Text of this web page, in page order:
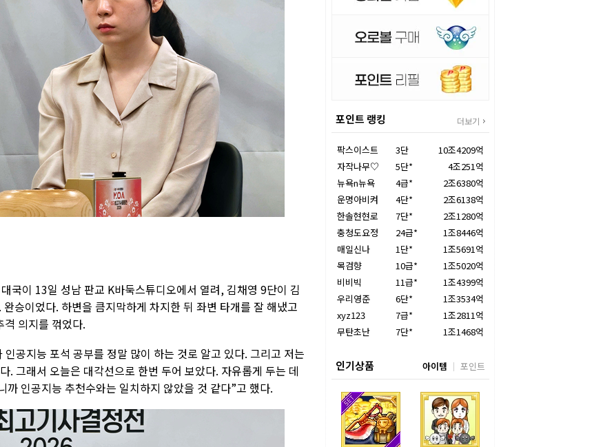
국이 13일 성남 판교 K바둑스튜디오에서 열려, 김채영 9단이 김
승이었다. 하변을 큼지막하게 차지한 뒤 좌변 타개를 잘 해냈고
의지를 꺾었다.
공지능 포석 공부를 정말 많이 하는 것로 알고 있다. 그리고 저는
. 그래서 오늘은 대각선으로 한번 두어 보았다. 자유롭게 두는 데
인공지능 추천수와는 일치하지 않았을 것 같다”고 했다.
포인트 랭킹 더보기
팍스이스트 3단
10조4209억
자작나무♡
5단*
4조251억
뉴욕n뉴욕
4급*
2조6380억
운명아비켜
4단*
2조6138억
한솔현현로
7단*
2조1280억
충청도요정
24급*
1조8446억
매일신나
1단*
1조5691억
목검향
10급*
1조5020억
비비빅
11급*
1조4399억
우리영준
6단*
1조3534억
xyz123
7급*
1조2811억
무탄초난
7단* 1조1468억
인기상품 아이템 포인트